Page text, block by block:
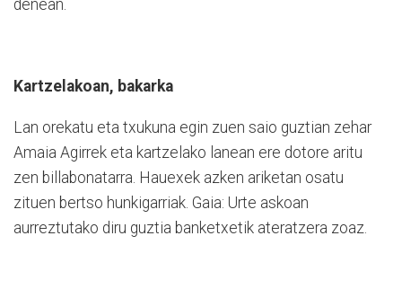
denean.
Kartzelakoan, bakarka
Lan orekatu eta txukuna egin zuen saio guztian zehar
Amaia Agirrek eta kartzelako lanean ere dotore aritu
zen billabonatarra. Hauexek azken ariketan osatu
zituen bertso hunkigarriak. Gaia: Urte askoan
aurreztutako diru guztia banketxetik ateratzera zoaz.